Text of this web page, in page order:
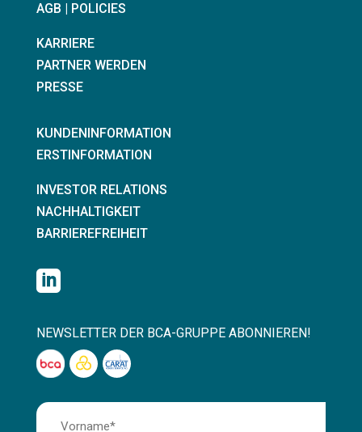
AGB | POLICIES
KARRIERE
PARTNER WERDEN
PRESSE
KUNDENINFORMATION
ERSTINFORMATION
INVESTOR RELATIONS
NACHHALTIGKEIT
BARRIEREFREIHEIT

NEWSLETTER DER BCA-GRUPPE ABONNIEREN!